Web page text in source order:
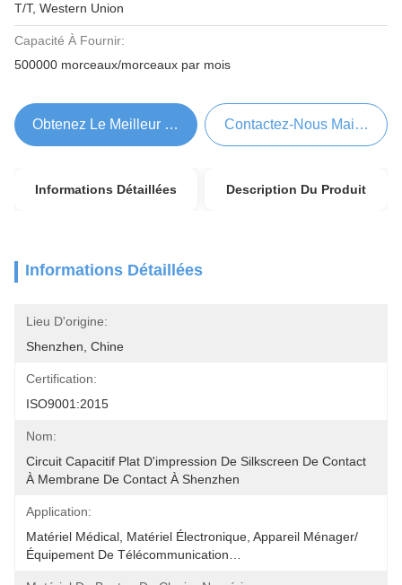
T/T, Western Union
Capacité À Fournir:
500000 morceaux/morceaux par mois
Obtenez Le Meilleur Prix Contactez-Nous Maintenant
Informations Détaillées Description Du Produit
Informations Détaillées
Lieu D'origine:
Shenzhen, Chine
Certification:
ISO9001:2015
Nom:
Circuit Capacitif Plat D'impression De Silkscreen De Contact
À Membrane De Contact À Shenzhen
Application:
Matériel Médical, Matériel Électronique, Appareil Ménager/
Équipement De Télécommunication…